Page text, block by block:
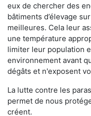
eux de chercher des
bâtiments d’élevage
meilleures. Cela leur
une température
limiter leur population
environnement avant
dégâts et n'exposent
La lutte contre les
permet de nous
créent.